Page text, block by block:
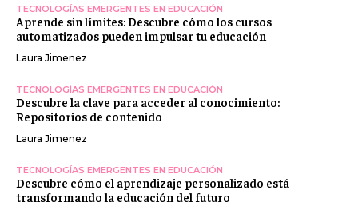
TECNOLOGÍAS EMERGENTES EN EDUCACIÓN
Aprende sin límites: Descubre cómo los cursos
automatizados pueden impulsar tu educación
Laura Jimenez
TECNOLOGÍAS EMERGENTES EN EDUCACIÓN
Descubre la clave para acceder al conocimiento:
Repositorios de contenido
Laura Jimenez
TECNOLOGÍAS EMERGENTES EN EDUCACIÓN
Descubre cómo el aprendizaje personalizado está
transformando la educación del futuro